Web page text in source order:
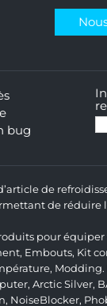
bug
de
de réduire
pour
, Embouts, Kit
, Modding
, Arctic Silver,
, NoiseBlocker,